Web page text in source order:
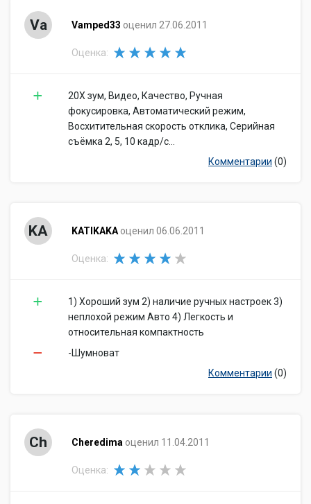
Va Vamped33 оценил 27.06.2011
Оценка:
20Х зум, Видео, Качество, Ручная
фокусировка, Автоматический режим,
Восхитительная скорость отклика, Серийная
съёмка 2, 5, 10 кадр/с...
Комментарии (0)
KA KATIKAKA оценил 06.06.2011
Оценка:
1) Хороший зум 2) наличие ручных настроек 3)
неплохой режим Авто 4) Легкость и
относительная компактность
-Шумноват
Комментарии (0)
Ch Cheredima оценил 11.04.2011
Оценка: